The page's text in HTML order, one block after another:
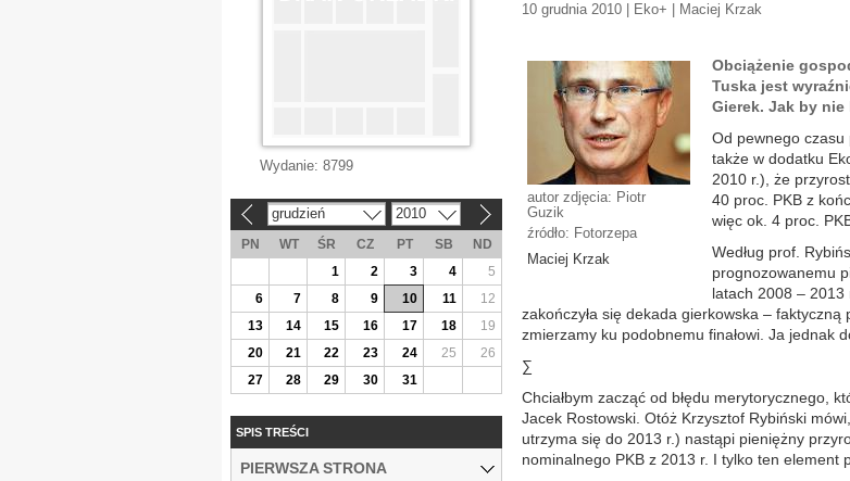
10 grudnia 2010 | Eko+ | Maciej Krzak
autor zdjęcia: Piotr
Guzik
źródło: Fotorzepa
Maciej Krzak
Obciążenie
Tuska jest
Gierek. Jak by nie
Od pewnego czasu
także w dodatku
2010 r.), że
40 proc. PKB z
więc ok. 4 proc.
Według prof.
prognozowanemu
latach 2008 – 2013
zakończyła się dekada gierkowska –
zmierzamy ku podobnemu finałowi. Ja jednak
∑
Chciałbym zacząć od błędu merytorycznego,
Jacek Rostowski. Otóż Krzysztof Rybiński
utrzyma się do 2013 r.) nastąpi pieniężny
nominalnego PKB z 2013 r. I tylko ten element
Wydanie: 8799
grudzień 2010
PN WT ŚR CZ PT SB
ND
1
2 3 4
5
6
7 8 9 10 11
12
13
14 15 16 17 18
19
20
21 22 23 24 25
26
27
28 29 30 31
SPIS TREŚCI
PIERWSZA STRONA